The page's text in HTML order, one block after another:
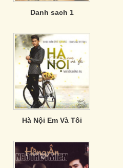
Danh sach 1
Hà Nội Em Và Tôi